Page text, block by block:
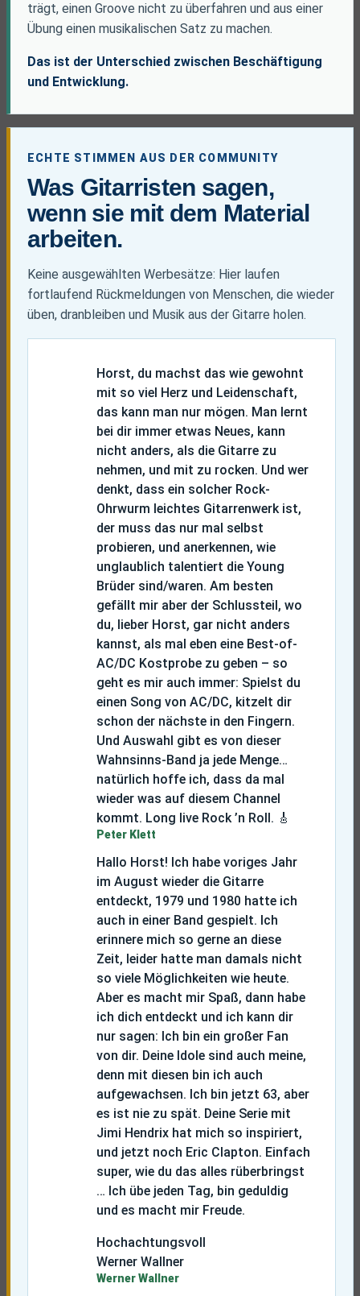
trägt, einen Groove nicht zu überfahren und aus einer
Übung einen musikalischen Satz zu machen.
Das ist der Unterschied zwischen Beschäftigung
und Entwicklung.
ECHTE STIMMEN AUS DER COMMUNITY
Was Gitarristen sagen,
wenn sie mit dem Material
arbeiten.
Keine ausgewählten Werbesätze: Hier laufen
fortlaufend Rückmeldungen von Menschen, die wieder
üben, dranbleiben und Musik aus der Gitarre holen.
Horst, du machst das wie gewohnt
mit so viel Herz und Leidenschaft,
das kann man nur mögen. Man lernt
bei dir immer etwas Neues, kann
nicht anders, als die Gitarre zu
nehmen, und mit zu rocken. Und wer
denkt, dass ein solcher Rock-
Ohrwurm leichtes Gitarrenwerk ist,
der muss das nur mal selbst
probieren, und anerkennen, wie
unglaublich talentiert die Young
Brüder sind/waren. Am besten
gefällt mir aber der Schlussteil, wo
du, lieber Horst, gar nicht anders
kannst, als mal eben eine Best-of-
AC/DC Kostprobe zu geben – so
geht es mir auch immer: Spielst du
einen Song von AC/DC, kitzelt dir
schon der nächste in den Fingern.
Und Auswahl gibt es von dieser
Wahnsinns-Band ja jede Menge…
natürlich hoffe ich, dass da mal
wieder was auf diesem Channel
kommt. Long live Rock ’n Roll. 🎸
Peter Klett
Hallo Horst! Ich habe voriges Jahr
im August wieder die Gitarre
entdeckt, 1979 und 1980 hatte ich
auch in einer Band gespielt. Ich
erinnere mich so gerne an diese
Zeit, leider hatte man damals nicht
so viele Möglichkeiten wie heute.
Aber es macht mir Spaß, dann habe
ich dich entdeckt und ich kann dir
nur sagen: Ich bin ein großer Fan
von dir. Deine Idole sind auch meine,
denn mit diesen bin ich auch
aufgewachsen. Ich bin jetzt 63, aber
es ist nie zu spät. Deine Serie mit
Jimi Hendrix hat mich so inspiriert,
und jetzt noch Eric Clapton. Einfach
super, wie du das alles rüberbringst
… Ich übe jeden Tag, bin geduldig
und es macht mir Freude.
Hochachtungsvoll
Werner Wallner
Werner Wallner